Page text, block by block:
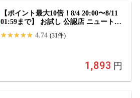
【ポイント最大10倍！8/4 20:00〜8/11
01:59まで】 お試し 公認店 ニュートロ
成犬用 サーモン 800g ごはん ご飯 ワイ
1,893 円
4.74 (31件)